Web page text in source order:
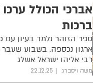
אברכי הכולל
ברכות
ספר הזוהר נלמד בעיון
ארגון נכספה. בשבוע
רבי אליהו ישראל אשלג
משה ויסברג 22.12.25